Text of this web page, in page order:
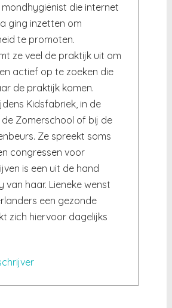
die internet
ging inzetten om
te promoten.
ze veel de praktijk uit om
actief op te zoeken die
de praktijk komen.
Kidsfabriek, in de
de Zomerschool of bij de
Ze spreekt soms
congressen voor
is een uit de hand
van haar. Lieneke wenst
een gezonde
zich hiervoor dagelijks